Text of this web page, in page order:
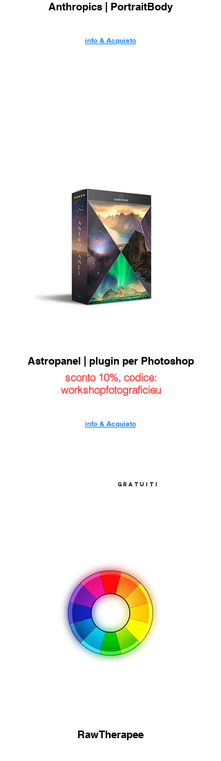
Anthropics | PortraitBody
info & Acquisto
Astropanel | plugin per Photoshop
sconto 10%, codice:
workshopfotograficieu
info & Acquisto
RawTherapee
gratuiti